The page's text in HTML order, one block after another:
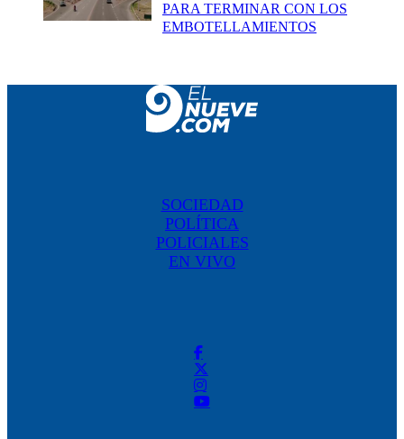
PARA TERMINAR CON LOS
EMBOTELLAMIENTOS
SOCIEDAD
POLÍTICA
POLICIALES
EN VIVO